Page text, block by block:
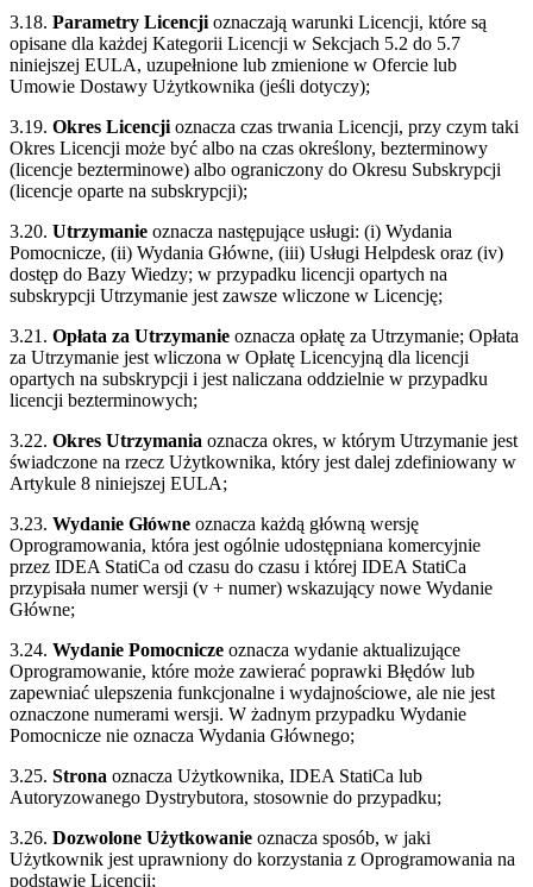
3.18. Parametry Licencjioznaczają warunki Licencji, które są
opisane dla każdej Kategorii Licencji w Sekcjach 5.2 do 5.7
niniejszej EULA, uzupełnione lub zmienione w Ofercie lub
Umowie Dostawy Użytkownika (jeśli dotyczy);
3.19. Okres Licencjioznacza czas trwania Licencji, przy czym taki
Okres Licencji może być albo na czas określony, bezterminowy
(licencje bezterminowe) albo ograniczony do Okresu Subskrypcji
(licencje oparte na subskrypcji);
3.20. Utrzymanie oznacza następujące usługi: (i) Wydania
Pomocnicze, (ii) Wydania Główne, (iii) Usługi Helpdesk oraz (iv)
dostęp do Bazy Wiedzy; w przypadku licencji opartych na
subskrypcji Utrzymanie jest zawsze wliczone w Licencję;
3.21. Opłata za Utrzymanie oznacza opłatę za Utrzymanie; Opłata
za Utrzymanie jest wliczona w Opłatę Licencyjną dla licencji
opartych na subskrypcji i jest naliczana oddzielnie w przypadku
licencji bezterminowych;
3.22. Okres Utrzymania oznacza okres, w którym Utrzymanie jest
świadczone na rzecz Użytkownika, który jest dalej zdefiniowany w
Artykule 8 niniejszej EULA;
3.23. Wydanie Główne oznacza każdą główną wersję
Oprogramowania, która jest ogólnie udostępniana komercyjnie
przez IDEA StatiCa od czasu do czasu i której IDEA StatiCa
przypisała numer wersji (v + numer) wskazujący nowe Wydanie
Główne;
3.24. Wydanie Pomocnicze oznacza wydanie aktualizujące
Oprogramowanie, które może zawierać poprawki Błędów lub
zapewniać ulepszenia funkcjonalne i wydajnościowe, ale nie jest
oznaczone numerami wersji. W żadnym przypadku Wydanie
Pomocnicze nie oznacza Wydania Głównego;
3.25. Strona oznacza Użytkownika, IDEA StatiCa lub
Autoryzowanego Dystrybutora, stosownie do przypadku;
3.26. Dozwolone Użytkowanie oznacza sposób, w jaki
Użytkownik jest uprawniony do korzystania z Oprogramowania na
podstawie Licencji;